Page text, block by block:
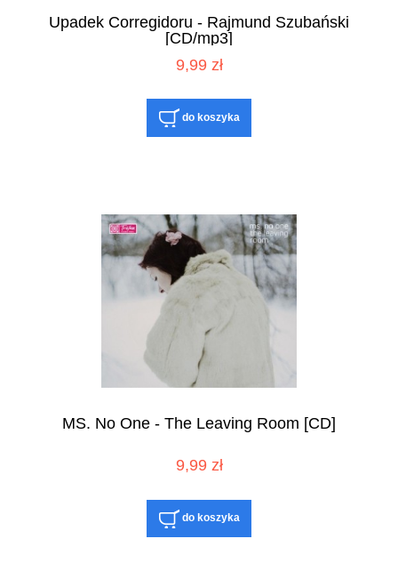
Upadek Corregidoru - Rajmund Szubański
[CD/mp3]
9,99 zł
do koszyka
MS. No One - The Leaving Room [CD]
9,99 zł
do koszyka